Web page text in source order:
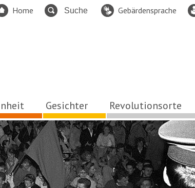
Home Gebärdensprache
Gesichter Revolutionsorte